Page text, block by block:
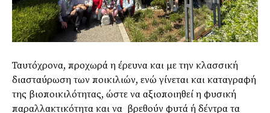
Ταυτόχρονα, προχωρά η έρευνα και με την κλασσική
διασταύρωση των ποικιλιών, ενώ γίνεται και καταγραφή
της βιοποικιλότητας, ώστε να αξιοποιηθεί η φυσική
παραλλακτικότητα και να βρεθούν φυτά ή δέντρα τα